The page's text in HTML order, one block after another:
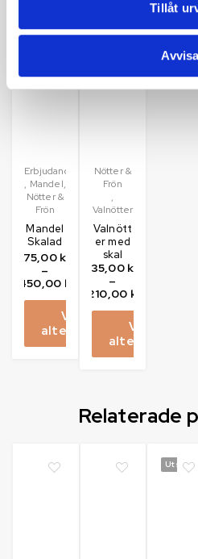
Tillåt
alternativ
Erbjudanden
, Mandel,
Nötter &
Frön
Mandel
Skalad
75,00 kr
–
450,00 kr
Välj
alternativ
Nötter &
Frön
,
Valnötter
Valnött
er med
skal
35,00 kr
–
210,00 kr
Välj
alternativ
Relaterade
Utsåld